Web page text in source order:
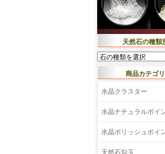
天然石の種類
商品カテゴリ
水晶クラスター
水晶ナチュラルポイ
水晶ポリッシュポイ
天然石勾玉